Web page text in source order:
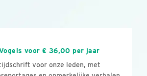
voor € 36,00 per jaar
voor onze leden, met